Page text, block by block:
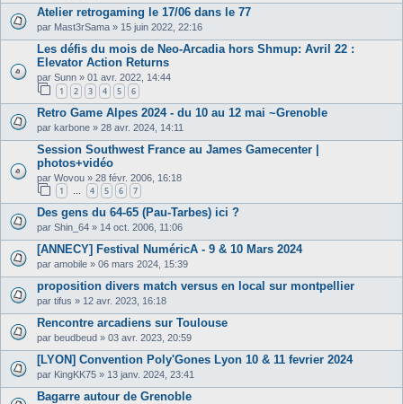
Atelier retrogaming le 17/06 dans le 77
par Mast3rSama » 15 juin 2022, 22:16
Les défis du mois de Neo-Arcadia hors Shmup: Avril 22 :
Elevator Action Returns
par Sunn » 01 avr. 2022, 14:44
1 2 3 4 5 6
Retro Game Alpes 2024 - du 10 au 12 mai ~Grenoble
par karbone » 28 avr. 2024, 14:11
Session Southwest France au James Gamecenter |
photos+vidéo
par Wovou » 28 févr. 2006, 16:18
1 4 5 6 7
Des gens du 64-65 (Pau-Tarbes) ici ?
par Shin_64 » 14 oct. 2006, 11:06
[ANNECY] Festival NuméricA - 9 & 10 Mars 2024
par amobile » 06 mars 2024, 15:39
proposition divers match versus en local sur montpellier
par tifus » 12 avr. 2023, 16:18
Rencontre arcadiens sur Toulouse
par beudbeud » 03 avr. 2023, 20:59
[LYON] Convention Poly'Gones Lyon 10 & 11 fevrier 2024
par KingKK75 » 13 janv. 2024, 23:41
Bagarre autour de Grenoble